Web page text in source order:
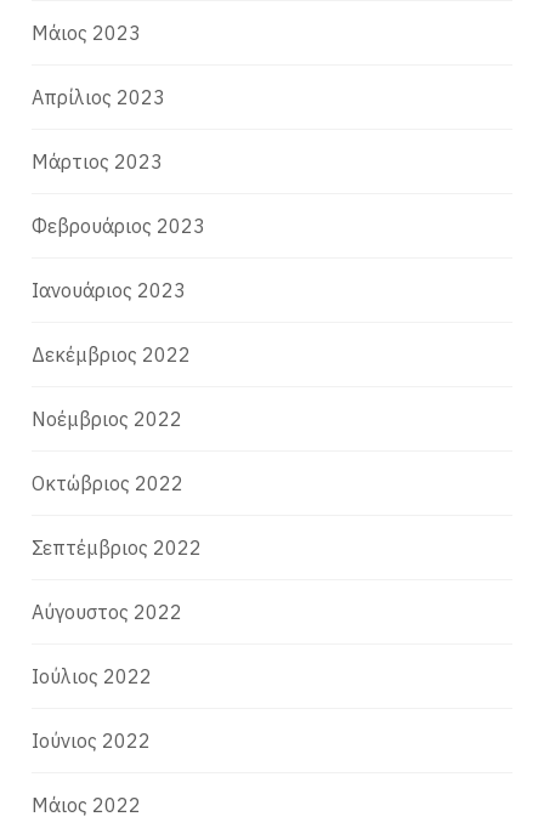
Μάιος 2023
Απρίλιος 2023
Μάρτιος 2023
Φεβρουάριος 2023
Ιανουάριος 2023
Δεκέμβριος 2022
Νοέμβριος 2022
Οκτώβριος 2022
Σεπτέμβριος 2022
Αύγουστος 2022
Ιούλιος 2022
Ιούνιος 2022
Μάιος 2022